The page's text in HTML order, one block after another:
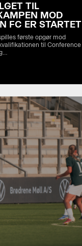
TIL
MOD
FC ER STARTET
første opgør mod
til Conference